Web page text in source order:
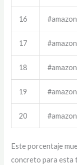
16
17
18
19
20
Este porcentaje
concreto para esta